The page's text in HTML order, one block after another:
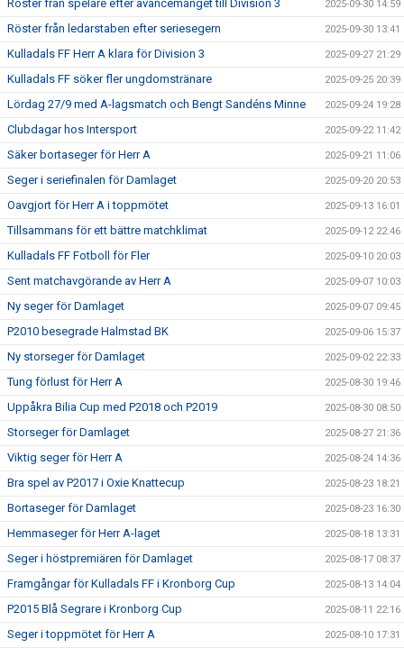
Röster från spelare efter avancemanget till Division 3 2025-09-30 14:59
Röster från ledarstaben efter seriesegern 2025-09-30 13:41
Kulladals FF Herr A klara för Division 3 2025-09-27 21:29
Kulladals FF söker fler ungdomstränare 2025-09-25 20:39
Lördag 27/9 med A-lagsmatch och Bengt Sandéns Minne 2025-09-24 19:28
Clubdagar hos Intersport 2025-09-22 11:42
Säker bortaseger för Herr A 2025-09-21 11:06
Seger i seriefinalen för Damlaget 2025-09-20 20:53
Oavgjort för Herr A i toppmötet 2025-09-13 16:01
Tillsammans för ett bättre matchklimat 2025-09-12 22:46
Kulladals FF Fotboll för Fler 2025-09-10 20:03
Sent matchavgörande av Herr A 2025-09-07 10:03
Ny seger för Damlaget 2025-09-07 09:45
P2010 besegrade Halmstad BK 2025-09-06 15:37
Ny storseger för Damlaget 2025-09-02 22:33
Tung förlust för Herr A 2025-08-30 19:46
Uppåkra Bilia Cup med P2018 och P2019 2025-08-30 08:50
Storseger för Damlaget 2025-08-27 21:36
Viktig seger för Herr A 2025-08-24 14:36
Bra spel av P2017 i Oxie Knattecup 2025-08-23 18:21
Bortaseger för Damlaget 2025-08-23 16:30
Hemmaseger för Herr A-laget 2025-08-18 13:31
Seger i höstpremiären för Damlaget 2025-08-17 08:37
Framgångar för Kulladals FF i Kronborg Cup 2025-08-13 14:04
P2015 Blå Segrare i Kronborg Cup 2025-08-11 22:16
Seger i toppmötet för Herr A 2025-08-10 17:31